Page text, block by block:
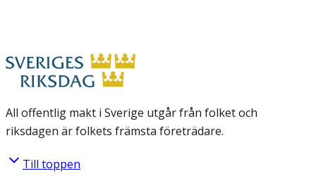
All offentlig makt i Sverige utgår från folket och
riksdagen är folkets främsta företrädare.
Till toppen